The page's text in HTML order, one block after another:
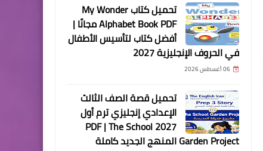
تحميل كتاب My Wonder
Alphabet Book PDF مجانًا |
أفضل كتاب لتأسيس الأطفال
في الحروف الإنجليزية 2027
06 أغسطس 2026
تحميل قصة الصف الثالث
الإعدادي إنجليزي ترم أول
2027 PDF | The School
Garden Project المنهج الجديد كاملة